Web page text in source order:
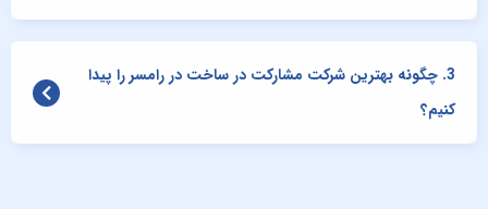
3. چگونه بهترین شرکت مشارکت در ساخت در رامسر را پیدا
کنیم؟